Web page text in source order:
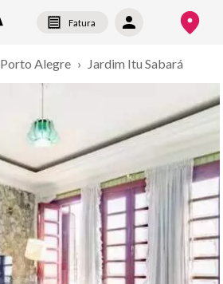
Fatura
Porto Alegre › Jardim Itu Sabará